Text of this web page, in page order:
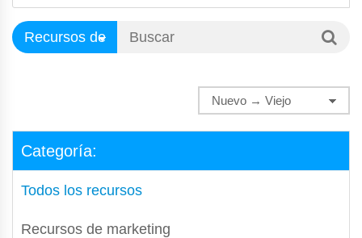
Categoría:
Todos los recursos
Recursos de marketing